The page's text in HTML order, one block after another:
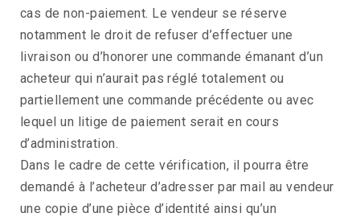
cas de non-paiement. Le vendeur se réserve
notamment le droit de refuser d’effectuer une
livraison ou d’honorer une commande émanant d’un
acheteur qui n’aurait pas réglé totalement ou
partiellement une commande précédente ou avec
lequel un litige de paiement serait en cours
d’administration.
Dans le cadre de cette vérification, il pourra être
demandé à l’acheteur d’adresser par mail au vendeur
une copie d’une pièce d’identité ainsi qu’un